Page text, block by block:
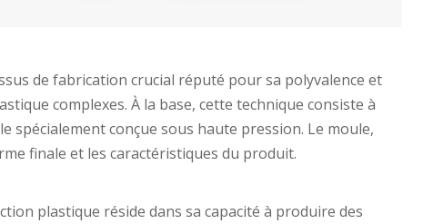
de fabrication crucial réputé pour sa polyvalence et
complexes. À la base, cette technique consiste à
spécialement conçue sous haute pression. Le moule,
finale et les caractéristiques du produit.
plastique réside dans sa capacité à produire des